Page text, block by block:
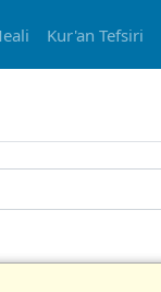
Kur'an Tefsiri